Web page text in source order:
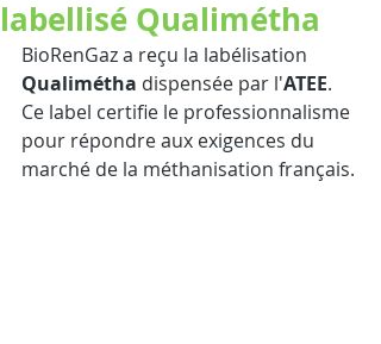
labellisé Qualimétha
BioRenGaz a reçu la labélisation
Qualimétha dispensée par l'ATEE.
Ce label certifie le professionnalisme
pour répondre aux exigences du
marché de la méthanisation français.